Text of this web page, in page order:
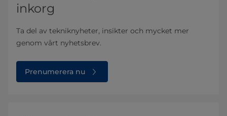
inkorg
Ta del av tekniknyheter, insikter och mycket mer
genom vårt nyhetsbrev.
Prenumerera nu